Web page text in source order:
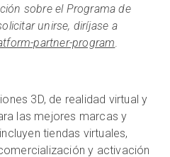
sobre el Programa de
unirse, diríjase a
partner-program.
3D, de realidad virtual y
las mejores marcas y
tiendas virtuales,
y activación